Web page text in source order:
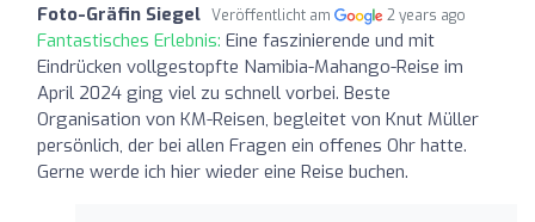
Foto-Gräfin Siegel Veröffentlicht am 2 years ago
Fantastisches Erlebnis: Eine faszinierende und mit
Eindrücken vollgestopfte Namibia-Mahango-Reise im
April 2024 ging viel zu schnell vorbei. Beste
Organisation von KM-Reisen, begleitet von Knut Müller
persönlich, der bei allen Fragen ein offenes Ohr hatte.
Gerne werde ich hier wieder eine Reise buchen.